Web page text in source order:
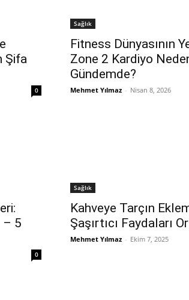
Şifa
0
Sağlık
Fitness Dünyasının
Zone 2 Kardiyo
Gündemde?
Mehmet Yılmaz - Nisan 8, 2026
– 5
0
Sağlık
Kahveye Tarçın
Şaşırtıcı Faydaları
Mehmet Yılmaz - Ekim 7, 2025